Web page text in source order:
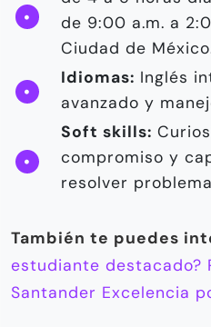
de 9:00 a.m. a
Ciudad de
Idiomas: Inglés
avanzado y
Soft skills:
compromiso y
resolver
También te puedes
estudiante destacado?
Santander Excelencia